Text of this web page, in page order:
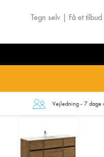
Tegn selv | Få et tilbud
Vejledning - 7